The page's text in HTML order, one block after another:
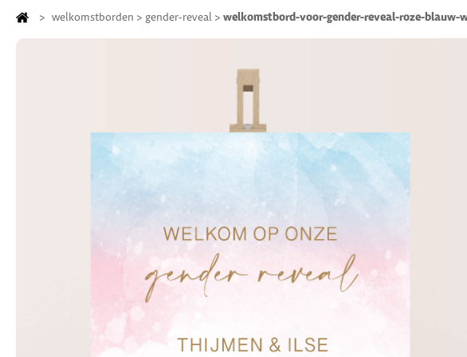
> welkomstborden > gender-reveal > welkomstbord-voor-gender-reveal-roze-blauw-